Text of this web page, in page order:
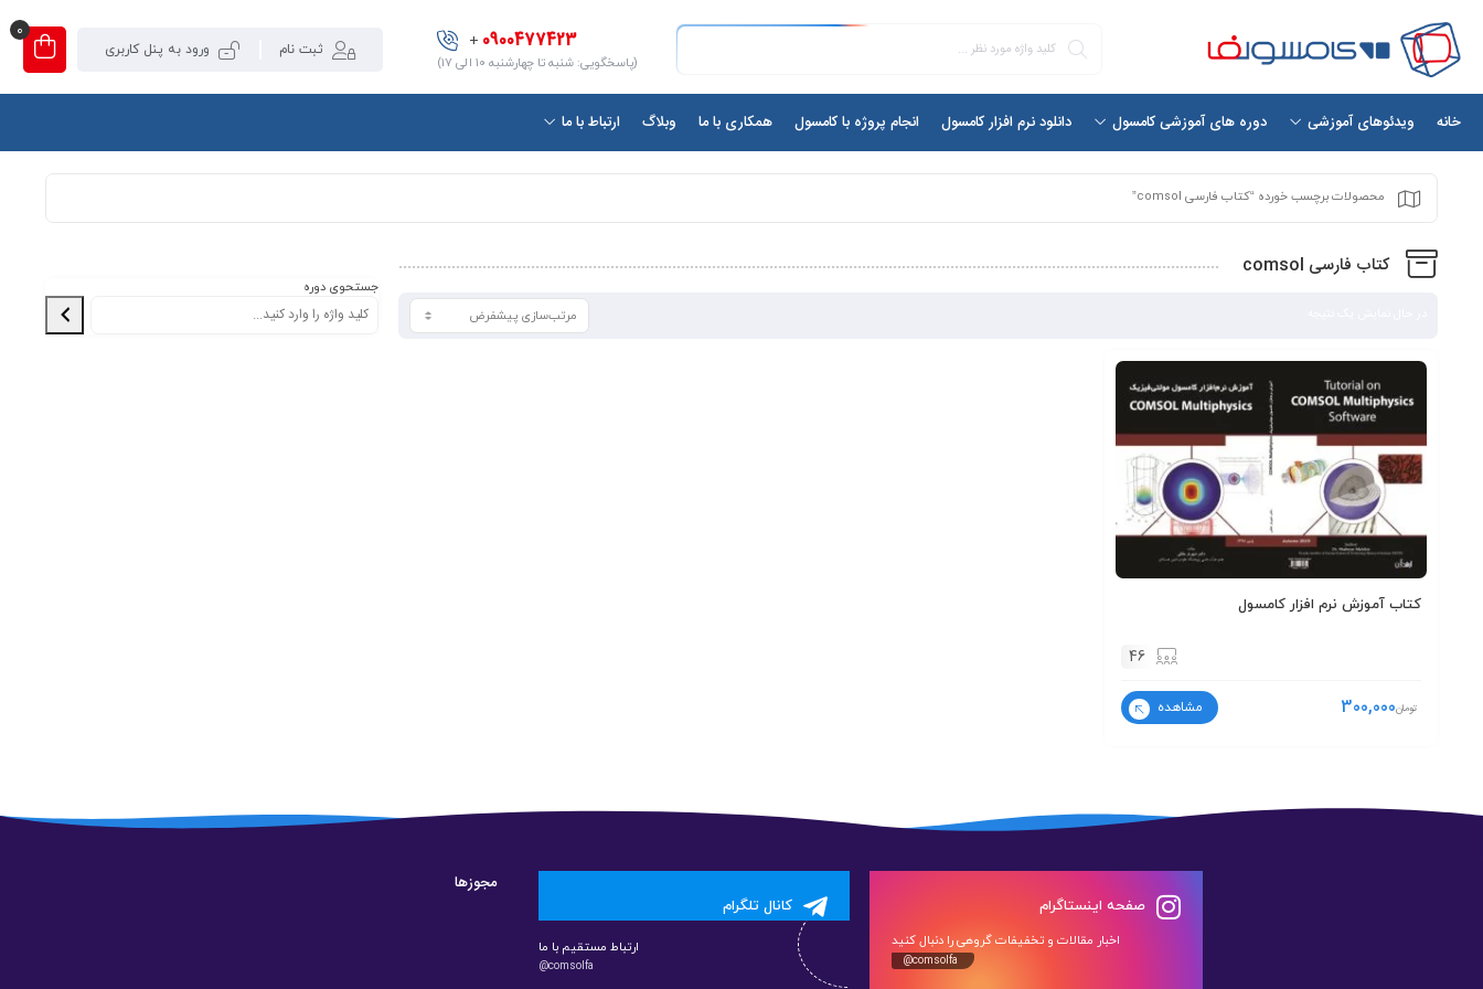
0900477423
+
(پاسخگویی: شنبه تا چهارشنبه ۱۰ الی ۱۷)
ثبت نام ورود به پنل کاربری
0
خانه ویدئوهای آموزشی دوره های آموزشی کامسول دانلود نرم افزار کامسول انجام پروژه با کامسول همکاری با ما وبلاگ ارتباط با ما
محصولات برچسب خورده “کتاب فارسی comsol”
کتاب فارسی comsol
کتاب آموزش نرم افزار کامسول
46
تومان300,000 مشاهده
جستحوی دوره
صفحه اینستاگرام
اخبار مقالات و تخفیفات گروهی را دنبال کنید
@comsolfa
کانال تلگرام
ارتباط مستقیم با ما
@comsolfa
مجوزها